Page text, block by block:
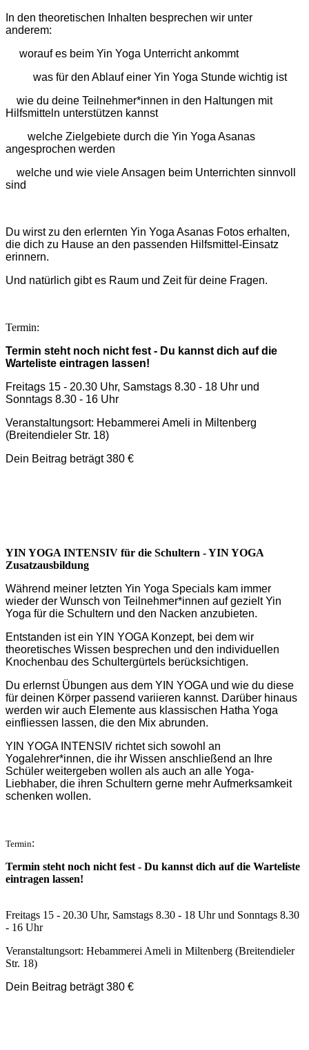
In den theoretischen Inhalten besprechen wir unter
anderem:
worauf es beim Yin Yoga Unterricht ankommt
was für den Ablauf einer Yin Yoga Stunde wichtig ist
wie du deine Teilnehmer*innen in den Haltungen mit
Hilfsmitteln unterstützen kannst
welche Zielgebiete durch die Yin Yoga Asanas
angesprochen werden
welche und wie viele Ansagen beim Unterrichten sinnvoll
sind
Du wirst zu den erlernten Yin Yoga Asanas Fotos erhalten,
die dich zu Hause an den passenden Hilfsmittel-Einsatz
erinnern.
Und natürlich gibt es Raum und Zeit für deine Fragen.
Termin:
Termin steht noch nicht fest - Du kannst dich auf die
Warteliste eintragen lassen!
Freitags 15 - 20.30 Uhr, Samstags 8.30 - 18 Uhr und
Sonntags 8.30 - 16 Uhr
Veranstaltungsort: Hebammerei Ameli in Miltenberg
(Breitendieler Str. 18)
Dein Beitrag beträgt 380 €
YIN YOGA INTENSIV für die Schultern - YIN YOGA
Zusatzausbildung
Während meiner letzten Yin Yoga Specials kam immer
wieder der Wunsch von Teilnehmer*innen auf gezielt Yin
Yoga für die Schultern und den Nacken anzubieten.
Entstanden ist ein YIN YOGA Konzept, bei dem wir
theoretisches Wissen besprechen und den individuellen
Knochenbau des Schultergürtels berücksichtigen.
Du erlernst Übungen aus dem YIN YOGA und wie du diese
für deinen Körper passend variieren kannst. Darüber hinaus
werden wir auch Elemente aus klassischen Hatha Yoga
einfliessen lassen, die den Mix abrunden.
YIN YOGA INTENSIV richtet sich sowohl an
Yogalehrer*innen, die ihr Wissen anschließend an Ihre
Schüler weitergeben wollen als auch an alle Yoga-
Liebhaber, die ihren Schultern gerne mehr Aufmerksamkeit
schenken wollen.
Termin:
Termin steht noch nicht fest - Du kannst dich auf die Warteliste
eintragen lassen!
Freitags 15 - 20.30 Uhr, Samstags 8.30 - 18 Uhr und Sonntags 8.30
- 16 Uhr
Veranstaltungsort: Hebammerei Ameli in Miltenberg (Breitendieler
Str. 18)
Dein Beitrag beträgt 380 €